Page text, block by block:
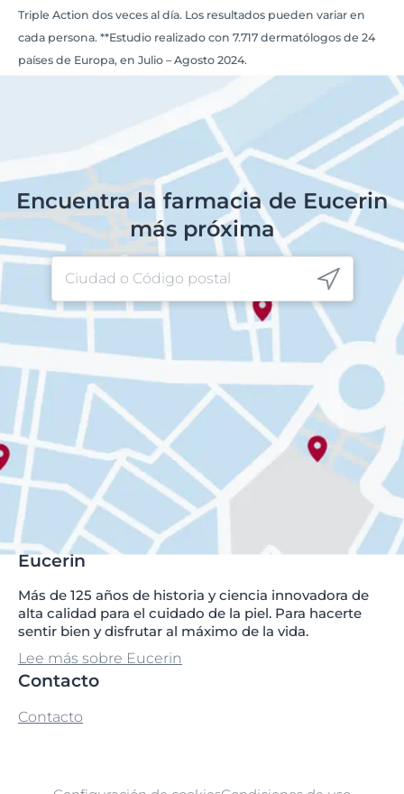
Triple Action dos veces al día. Los resultados pueden variar en
cada persona. **Estudio realizado con 7.717 dermatólogos de 24
países de Europa, en Julio – Agosto 2024.
Encuentra la farmacia de Eucerin
más próxima
Eucerin
Más de 125 años de historia y ciencia innovadora de
alta calidad para el cuidado de la piel. Para hacerte
sentir bien y disfrutar al máximo de la vida.
Lee más sobre Eucerin
Contacto
Contacto